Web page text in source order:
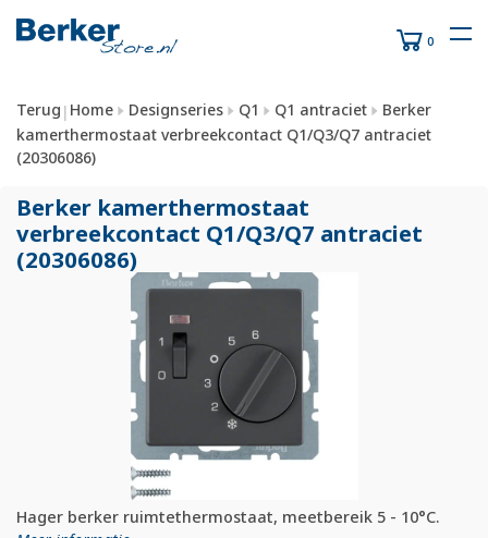
0
Terug | Home Designseries Q1 Q1 antraciet
Berker
kamerthermostaat verbreekcontact Q1/Q3/Q7 antraciet
(20306086)
Berker kamerthermostaat
verbreekcontact Q1/Q3/Q7 antraciet
(20306086)
Hager berker ruimtethermostaat, meetbereik 5 - 10°C.